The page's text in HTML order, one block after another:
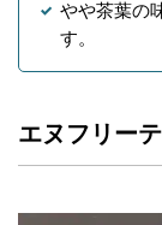
やや茶葉の
す。
エヌフリー